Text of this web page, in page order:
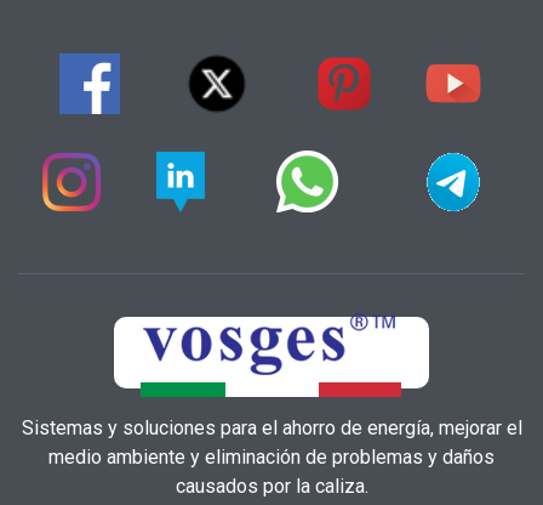
Sistemas y soluciones para el ahorro de energía, mejorar el
medio ambiente y eliminación de problemas y daños
causados por la caliza.